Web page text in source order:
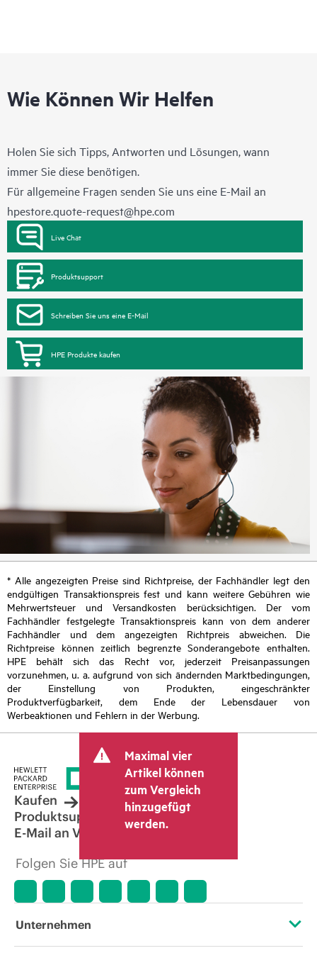
Wie Können Wir Helfen
Holen Sie sich Tipps, Antworten und Lösungen, wann
immer Sie diese benötigen.
Für allgemeine Fragen senden Sie uns eine E-Mail an
hpestore.quote-request@hpe.com
Live Chat
Produktsupport
Schreiben Sie uns eine E-Mail
HPE Produkte kaufen
* Alle angezeigten Preise sind Richtpreise, der Fachhändler legt den
endgültigen Transaktionspreis fest und kann weitere Gebühren wie
Mehrwertsteuer und Versandkosten berücksichtigen. Der vom
Fachhändler festgelegte Transaktionspreis kann von dem anderer
Fachhändler und dem angezeigten Richtpreis abweichen. Die
Richtpreise können zeitlich begrenzte Sonderangebote enthalten.
HPE behält sich das Recht vor, jederzeit Preisanpassungen
vorzunehmen, u. a. aufgrund von sich ändernden Marktbedingungen,
der Einstellung von Produkten, eingeschränkter
Produktverfügbarkeit, dem Ende der Lebensdauer von
Werbeaktionen und Fehlern in der Werbung.
Maximal vier
Artikel können
zum Vergleich
hinzugefügt
werden.
Kaufen
Produktsupport
E-Mail an Vertrieb
Folgen Sie HPE auf
Unternehmen